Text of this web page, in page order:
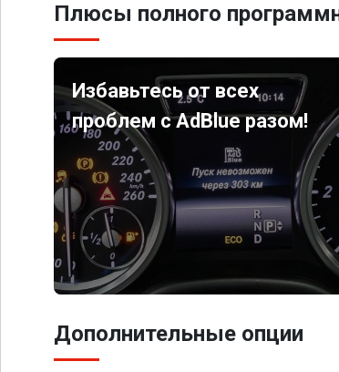
Плюсы полного
Избавьтесь от всех
проблем с AdBlue разом!
Дополнительные опции